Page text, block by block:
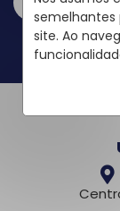
semelhantes
site. Ao